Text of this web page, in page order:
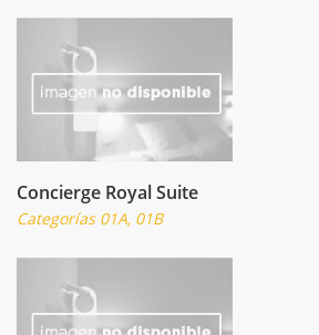
Concierge Royal Suite
Categorías 01A, 01B